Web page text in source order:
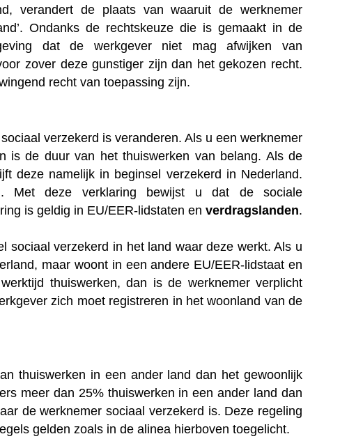
verandert de plaats van waaruit de werknemer
Ondanks de rechtskeuze die is gemaakt in de
dat de werkgever niet mag afwijken van
zover deze gunstiger zijn dan het gekozen recht.
recht van toepassing zijn.
verzekerd is veranderen. Als u een werknemer
is de duur van het thuiswerken van belang. Als de
deze namelijk in beginsel verzekerd in Nederland.
Met deze verklaring bewijst u dat de sociale
is geldig in EU/EER-lidstaten en verdragslanden.
sociaal verzekerd in het land waar deze werkt. Als u
maar woont in een andere EU/EER-lidstaat en
thuiswerken, dan is de werknemer verplicht
zich moet registreren in het woonland van de
thuiswerken in een ander land dan het gewoonlijk
meer dan 25% thuiswerken in een ander land dan
de werknemer sociaal verzekerd is. Deze regeling
gelden zoals in de alinea hierboven toegelicht.